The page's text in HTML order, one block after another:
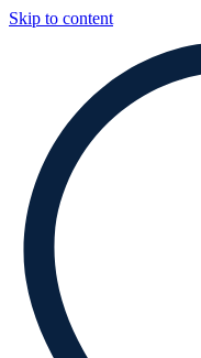
Skip to content